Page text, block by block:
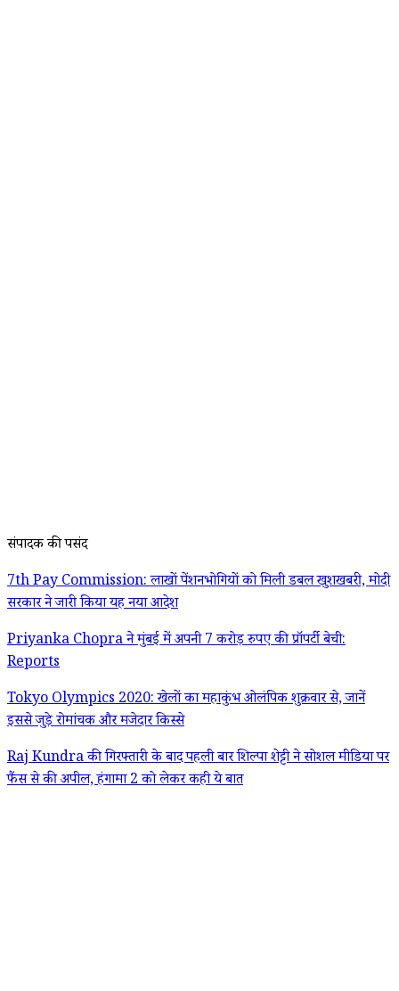
संपादक की पसंद
7th Pay Commission: लाखों पेंशनभोगियों को मिली डबल खुशखबरी, मोदी
सरकार ने जारी किया यह नया आदेश
Priyanka Chopra ने मुंबई में अपनी 7 करोड़ रुपए की प्रॉपर्टी बेची:
Reports
Tokyo Olympics 2020: खेलों का महाकुंभ ओलंपिक शुक्रवार से, जानें
इससे जुड़े रोमांचक और मजेदार किस्से
Raj Kundra की गिरफ्तारी के बाद पहली बार शिल्पा शेट्टी ने सोशल मीडिया पर
फैंस से की अपील, हंगामा 2 को लेकर कही ये बात